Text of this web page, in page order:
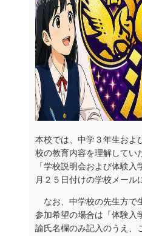
本校では、中学３年生およ
校の教育内容を理解してい
「学校説明会および体験
月２５日付けの学校メール
なお、中学校の先生方で
参加希望の場合は「体験入
諭氏名欄のみ記入のうえ、